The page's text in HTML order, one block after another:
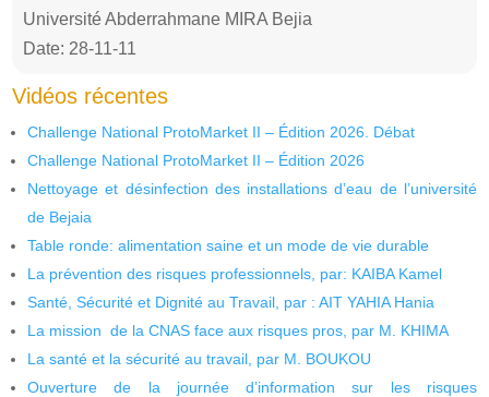
Université Abderrahmane MIRA Bejia
Date: 28-11-11
Vidéos récentes
Challenge National ProtoMarket II – Édition 2026. Débat
Challenge National ProtoMarket II – Édition 2026
Nettoyage et désinfection des installations d’eau de l’université
de Bejaia
Table ronde: alimentation saine et un mode de vie durable
La prévention des risques professionnels, par: KAIBA Kamel
Santé, Sécurité et Dignité au Travail, par : AIT YAHIA Hania
La mission de la CNAS face aux risques pros, par M. KHIMA
La santé et la sécurité au travail, par M. BOUKOU
Ouverture de la journée d’information sur les risques